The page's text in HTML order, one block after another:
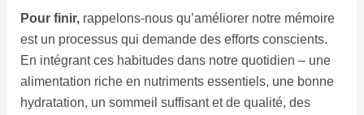
Pour finir,rappelons-nous qu’améliorer notre mémoire
est un processus qui demande des efforts conscients.
En intégrant ces habitudes dans notre quotidien – une
alimentation riche en nutriments essentiels, une bonne
hydratation, un sommeil suffisant et de qualité, des